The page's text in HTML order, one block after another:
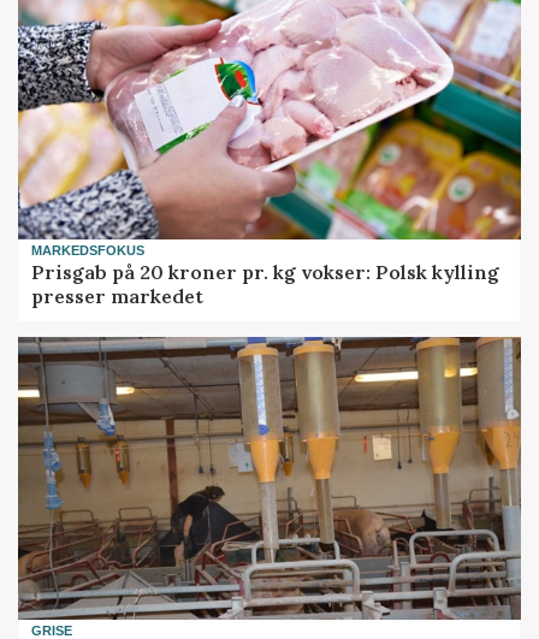
MARKEDSFOKUS
Prisgab på 20 kroner pr. kg vokser: Polsk kylling
presser markedet
GRISE